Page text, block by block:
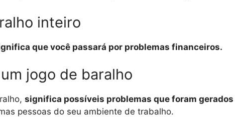
inteiro
que você passará por problemas financeiros.
jogo de baralho
significa possíveis problemas que foram
pessoas do seu ambiente de trabalho.